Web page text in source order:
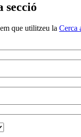
secció
que utilitzeu la Cerca